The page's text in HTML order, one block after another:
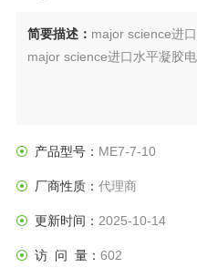
简要描述： major science进
major science进口水平凝胶
产品型号： ME7-7-10
厂商性质： 代理商
更新时间： 2025-10-14
访 问 量： 602